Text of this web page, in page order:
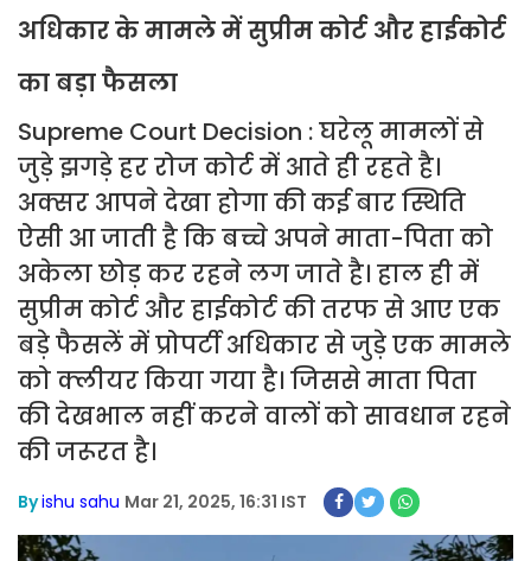
अधिकार के मामले में सुप्रीम कोर्ट और हाईकोर्ट
का बड़ा फैसला
Supreme Court Decision : घरेलू मामलों से
जुड़े झगड़े हर रोज कोर्ट में आते ही रहते है।
अक्सर आपने देखा होगा की कई बार स्थिति
ऐसी आ जाती है कि बच्चे अपने माता-पिता को
अकेला छोड़ कर रहने लग जाते है। हाल ही में
सुप्रीम कोर्ट और हाईकोर्ट की तरफ से आए एक
बड़े फैसलें में प्रोपर्टी अधिकार से जुड़े एक मामले
को क्लीयर किया गया है। जिससे माता पिता
की देखभाल नहीं करने वालों को सावधान रहने
की जरूरत है।
Byishu sahu Mar 21, 2025, 16:31 IST